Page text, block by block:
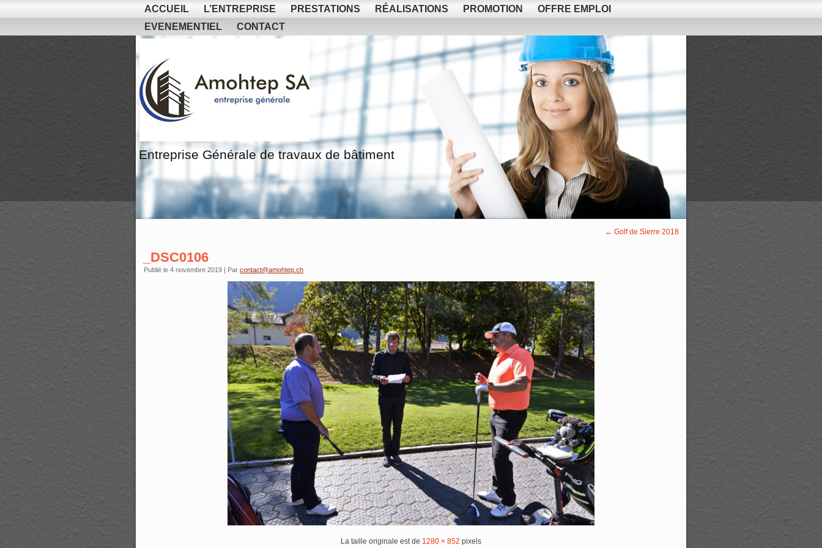
ACCUEIL L’ENTREPRISE PRESTATIONS RÉALISATIONS PROMOTION
OFFRE EMPLOI
EVENEMENTIEL
CONTACT
Entreprise Générale de travaux de bâtiment
← Golf de Sierre 2018
_DSC0106
Publié le 4 novembre 2019 | Par contact@amohtep.ch
La taille originale est de 1280 × 852 pixels